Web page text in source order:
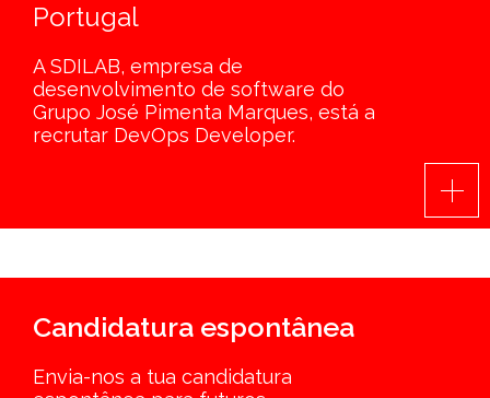
Portugal
A SDILAB, empresa de
desenvolvimento de software do
Grupo José Pimenta Marques, está a
recrutar DevOps Developer.
Candidatura espontânea
Envia-nos a tua candidatura